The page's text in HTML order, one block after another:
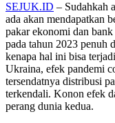
SEJUK.ID – Sudahkah
ada akan mendapatkan
pakar ekonomi dan
pada tahun 2023 penuh
kenapa hal ini bisa
Ukraina, efek pandemi
tersendatnya distribusi
terkendali. Konon efek
perang dunia kedua.